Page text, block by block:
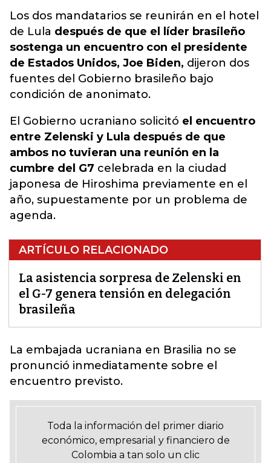
Los dos mandatarios se reunirán en el hotel
de Lula después de que el líder brasileño
sostenga un encuentro con el presidente
de Estados Unidos, Joe Biden, dijeron dos
fuentes del Gobierno brasileño bajo
condición de anonimato.
El Gobierno ucraniano solicitó el encuentro
entre Zelenski y Lula después de que
ambos no tuvieran una reunión en la
cumbre del G7 celebrada en la ciudad
japonesa de Hiroshima previamente en el
año, supuestamente por un problema de
agenda.
ARTÍCULO RELACIONADO
La asistencia sorpresa de Zelenski en
el G-7 genera tensión en delegación
brasileña
La embajada ucraniana en Brasilia no se
pronunció inmediatamente sobre el
encuentro previsto.
Toda la información del primer diario
económico, empresarial y financiero de
Colombia a tan solo un clic